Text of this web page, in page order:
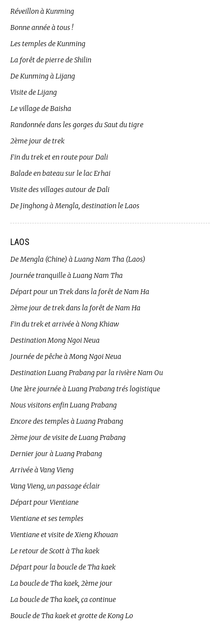
Réveillon à Kunming
Bonne année à tous !
Les temples de Kunming
La forêt de pierre de Shilin
De Kunming à Lijang
Visite de Lijang
Le village de Baisha
Randonnée dans les gorges du Saut du tigre
2ème jour de trek
Fin du trek et en route pour Dali
Balade en bateau sur le lac Erhai
Visite des villages autour de Dali
De Jinghong à Mengla, destination le Laos
LAOS
De Mengla (Chine) à Luang Nam Tha (Laos)
Journée tranquille à Luang Nam Tha
Départ pour un Trek dans la forêt de Nam Ha
2ème jour de trek dans la forêt de Nam Ha
Fin du trek et arrivée à Nong Khiaw
Destination Mong Ngoi Neua
Journée de pêche à Mong Ngoi Neua
Destination Luang Prabang par la rivière Nam Ou
Une 1ère journée à Luang Prabang trés logistique
Nous visitons enfin Luang Prabang
Encore des temples à Luang Prabang
2ème jour de visite de Luang Prabang
Dernier jour à Luang Prabang
Arrivée à Vang Vieng
Vang Vieng, un passage éclair
Départ pour Vientiane
Vientiane et ses temples
Vientiane et visite de Xieng Khouan
Le retour de Scott à Tha kaek
Départ pour la boucle de Tha kaek
La boucle de Tha kaek, 2ème jour
La boucle de Tha kaek, ça continue
Boucle de Tha kaek et grotte de Kong Lo